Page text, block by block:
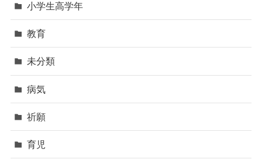
小学生高学年
教育
未分類
病気
祈願
育児